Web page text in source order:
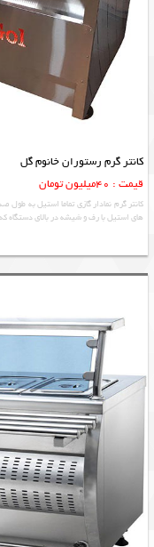
کانتر گرم رستوران خانوم گل
قیمت : 40میلیون تومان
کانتر گرم نمادار گازی تماما استیل به
های استیل با رف و شیشه در بالای دستگاه